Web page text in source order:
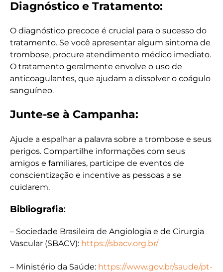
Diagnóstico e Tratamento:
O diagnóstico precoce é crucial para o sucesso do
tratamento. Se você apresentar algum sintoma de
trombose, procure atendimento médico imediato.
O tratamento geralmente envolve o uso de
anticoagulantes, que ajudam a dissolver o coágulo
sanguíneo.
Junte-se à Campanha:
Ajude a espalhar a palavra sobre a trombose e seus
perigos. Compartilhe informações com seus
amigos e familiares, participe de eventos de
conscientização e incentive as pessoas a se
cuidarem.
Bibliografia:
– Sociedade Brasileira de Angiologia e de Cirurgia
Vascular (SBACV): https://sbacv.org.br/
– Ministério da Saúde: https://www.gov.br/saude/pt-